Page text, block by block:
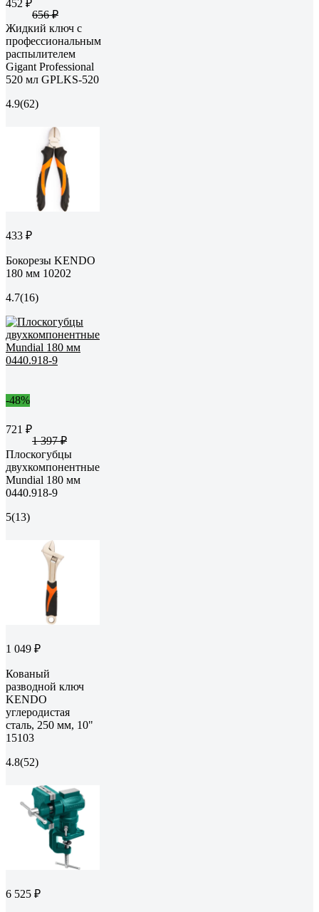
452 ₽
656 ₽
Жидкий ключ с
профессиональным
распылителем
Gigant Professional
520 мл GPLKS-520
4.9(62)
433 ₽
Бокорезы KENDO
180 мм 10202
4.7(16)
-48%
721 ₽
1 397 ₽
Плоскогубцы
двухкомпонентные
Mundial 180 мм
0440.918-9
5(13)
1 049 ₽
Кованый
разводной ключ
KENDO
углеродистая
сталь, 250 мм, 10"
15103
4.8(52)
6 525 ₽